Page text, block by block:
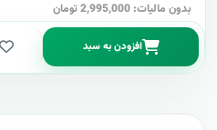
بدون مالیات: 2,995,000 تومان
افزودن به سبد